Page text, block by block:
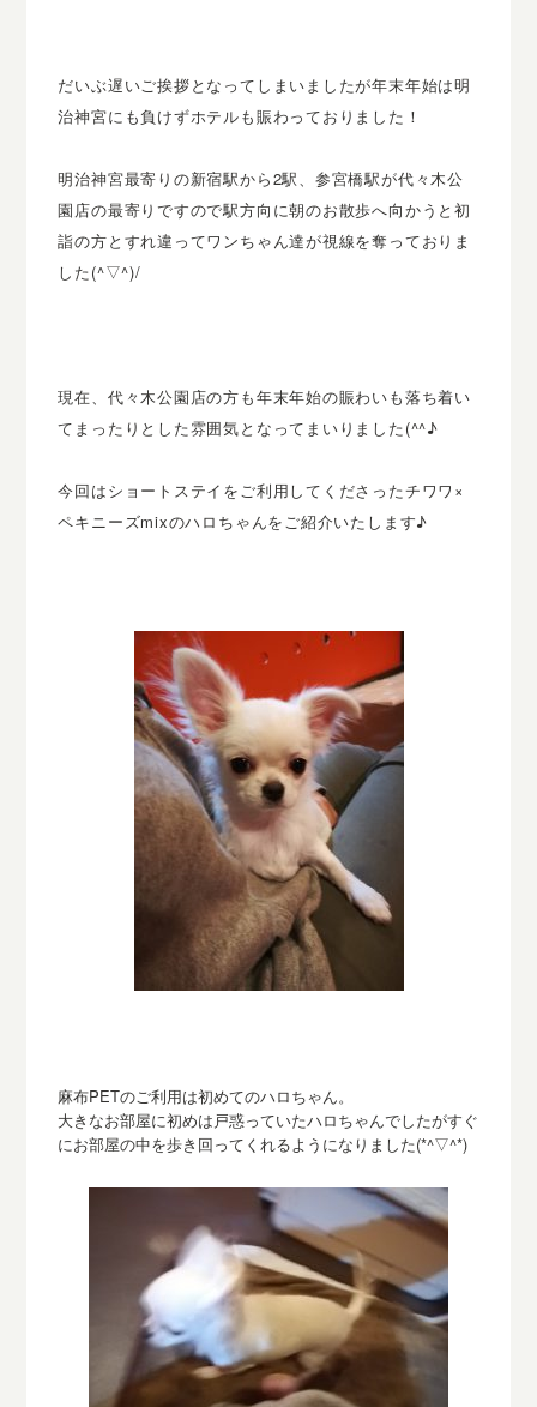
だいぶ遅いご挨拶となってしまいましたが年末年始は明
治神宮にも負けずホテルも賑わっておりました！
明治神宮最寄りの新宿駅から2駅、参宮橋駅が代々木公
園店の最寄りですので駅方向に朝のお散歩へ向かうと初
詣の方とすれ違ってワンちゃん達が視線を奪っておりま
した(^▽^)/
現在、代々木公園店の方も年末年始の賑わいも落ち着い
てまったりとした雰囲気となってまいりました(^^♪
今回はショートステイをご利用してくださったチワワ×
ペキニーズmixのハロちゃんをご紹介いたします♪
麻布PETのご利用は初めてのハロちゃん。
大きなお部屋に初めは戸惑っていたハロちゃんでしたがすぐ
にお部屋の中を歩き回ってくれるようになりました(*^▽^*)